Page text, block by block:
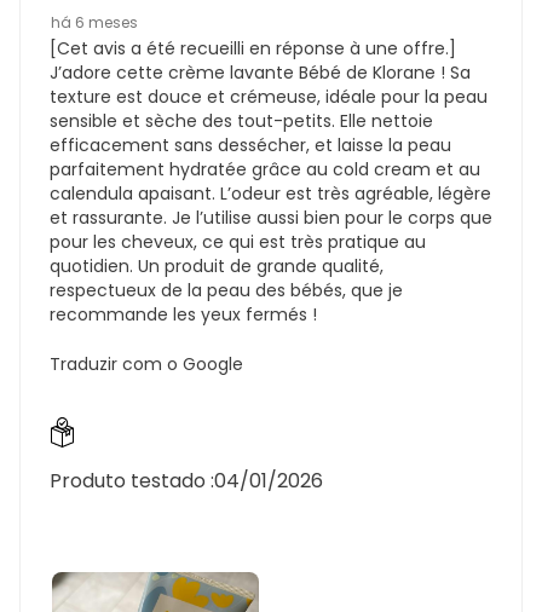
há 6 meses
[Cet avis a été recueilli en réponse à une offre.]
J’adore cette crème lavante Bébé de Klorane ! Sa
texture est douce et crémeuse, idéale pour la peau
sensible et sèche des tout-petits. Elle nettoie
efficacement sans dessécher, et laisse la peau
parfaitement hydratée grâce au cold cream et au
calendula apaisant. L’odeur est très agréable, légère
et rassurante. Je l’utilise aussi bien pour le corps que
pour les cheveux, ce qui est très pratique au
quotidien. Un produit de grande qualité,
respectueux de la peau des bébés, que je
recommande les yeux fermés !
Traduzir com o Google
Produto testado :04/01/2026